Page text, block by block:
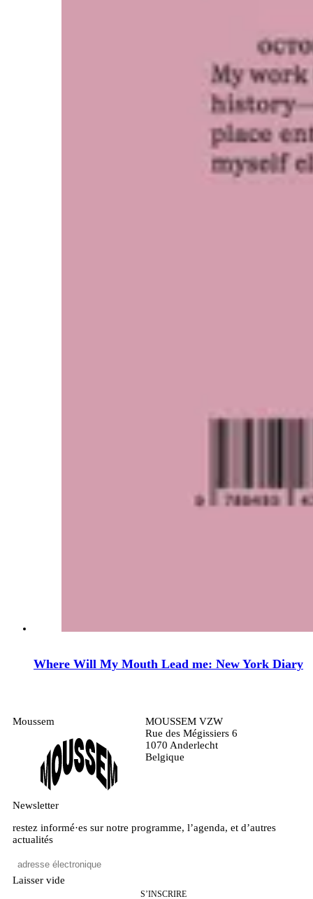
Where Will My Mouth Lead me: New York Diary
Moussem
MOUSSEM VZW
Rue des Mégissiers 6
1070 Anderlecht
Belgique
Newsletter
restez informé·es sur notre programme, l’agenda, et d’autres
actualités
Laisser vide
S’INSCRIRE